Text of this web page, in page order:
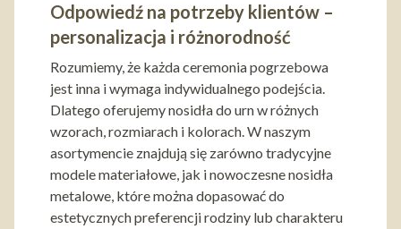
Odpowiedź na potrzeby klientów –
personalizacja i różnorodność
Rozumiemy, że każda ceremonia pogrzebowa
jest inna i wymaga indywidualnego podejścia.
Dlatego oferujemy nosidła do urn w różnych
wzorach, rozmiarach i kolorach. W naszym
asortymencie znajdują się zarówno tradycyjne
modele materiałowe, jak i nowoczesne nosidła
metalowe, które można dopasować do
estetycznych preferencji rodziny lub charakteru